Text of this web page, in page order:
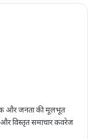
और जनता की मूलभूत
विस्तृत समाचार कवरेज